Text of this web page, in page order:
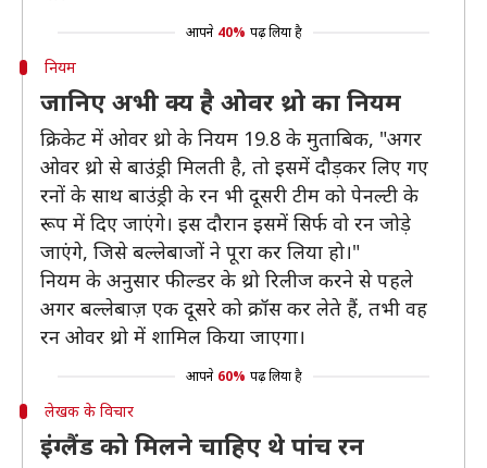
आपने 40% पढ़ लिया है
नियम
जानिए अभी क्य है ओवर थ्रो का नियम
क्रिकेट में ओवर थ्रो के नियम 19.8 के मुताबिक, "अगर
ओवर थ्रो से बाउंड्री मिलती है, तो इसमें दौड़कर लिए गए
रनों के साथ बाउंड्री के रन भी दूसरी टीम को पेनल्टी के
रूप में दिए जाएंगे। इस दौरान इसमें सिर्फ वो रन जोड़े
जाएंगे, जिसे बल्लेबाजों ने पूरा कर लिया हो।"
नियम के अनुसार फील्डर के थ्रो रिलीज करने से पहले
अगर बल्लेबाज़ एक दूसरे को क्रॉस कर लेते हैं, तभी वह
रन ओवर थ्रो में शामिल किया जाएगा।
आपने 60% पढ़ लिया है
लेखक के विचार
इंग्लैंड को मिलने चाहिए थे पांच रन